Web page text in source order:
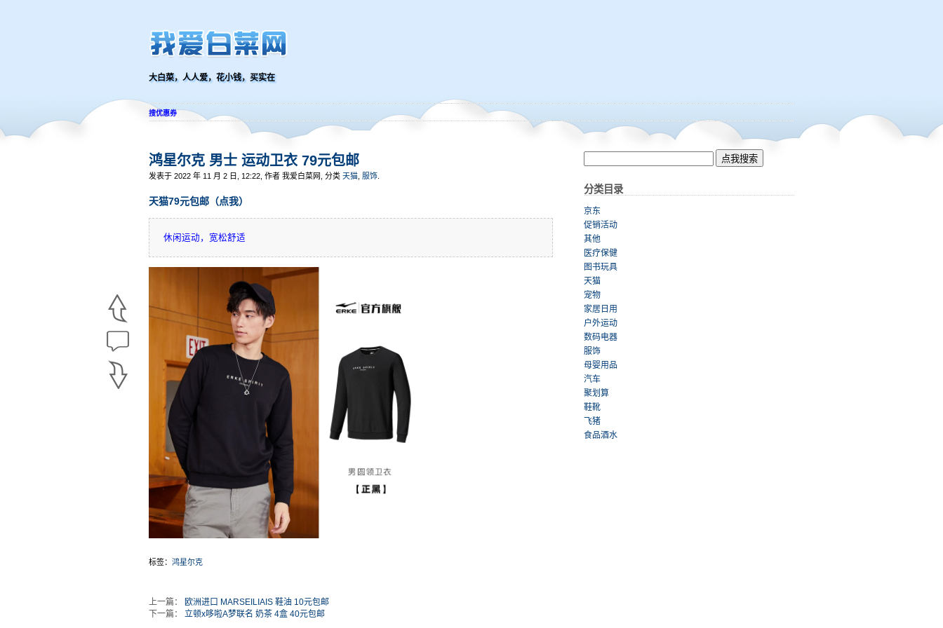
大白菜，人人爱，花小钱，买实在
搜优惠券
鸿星尔克 男士 运动卫衣 79元包邮
发表于 2022 年 11 月 2 日, 12:22, 作者 我爱白菜网, 分类 天猫 服饰
天猫79元包邮（点我）
休闲运动，宽松舒适
标签： 鸿星尔克
上一篇： 欧洲进口 MARSEILIAIS 鞋油 10元包邮
下一篇： 立顿x哆啦A梦联名 奶茶 4盒 40元包邮
分类目录
京东
促销活动
其他
医疗保健
图书玩具
天猫
宠物
家居日用
户外运动
数码电器
服饰
母婴用品
汽车
聚划算
鞋靴
飞猪
食品酒水